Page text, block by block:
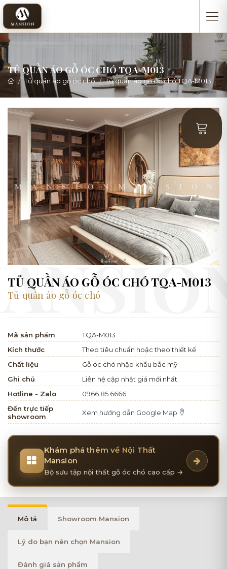
TỦ QUẦN ÁO GỖ ÓC CHÓ TQA-M013
Tủ quần áo gỗ óc chó Tủ quần áo gỗ óc chó TQA-M013
TỦ QUẦN ÁO GỖ ÓC CHÓ TQA-M013
Tủ quần áo gỗ óc chó
Mã sản phẩm
TQA-M013
Kích thước
Theo tiêu chuẩn hoặc theo thiết kế
Chất liệu
Gỗ óc chó nhập khẩu bắc mỹ
Ghi chú
Liên hệ cập nhật giá mới nhất
Hotline - Zalo
0966.85.6666
Đến trực tiếp
showroom
Xem hướng dẫn Google Map
Khám phá thêm về Nội Thất
Mansion
Bộ sưu tập nội thất gỗ óc chó cao cấp →
Mô tả Showroom Mansion
Lý do bạn nên chọn Mansion
Đánh giá sản phẩm